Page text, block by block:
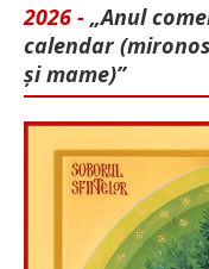
2026 - „Anul
calendar
și mame)”